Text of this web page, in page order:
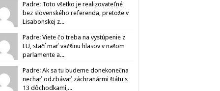
Padre: Toto všetko je realizovateľné
bez slovenského referenda, pretože v
Lisabonskej z...
Padre: Viete čo treba na vystúpenie z
EU, stačí mať väčšinu hlasov v našom
parlamente a...
Padre: Ak sa tu budeme donekonečna
nechať od.rbávať záchranármi štátu s
13 dôchodkami,...